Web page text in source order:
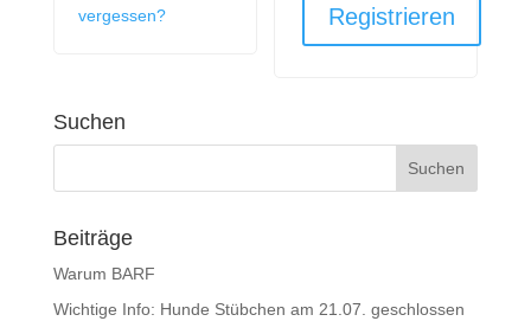
vergessen?
Registrieren
Suchen
Beiträge
Warum BARF
Wichtige Info: Hunde Stübchen am 21.07. geschlossen